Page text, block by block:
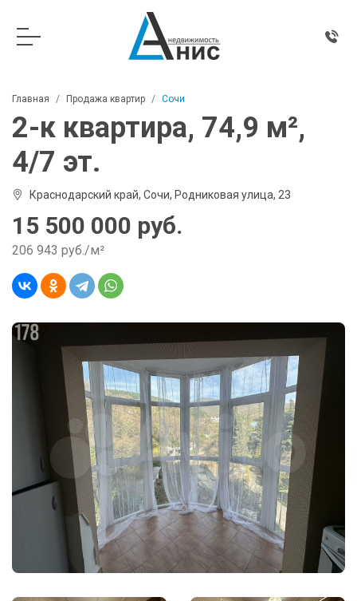
Главная Продажа квартир Сочи
2-к квартира, 74,9 м²,
4/7 эт.
Краснодарский край, Сочи, Родниковая улица, 23
15 500 000 руб.
206 943 руб./м²